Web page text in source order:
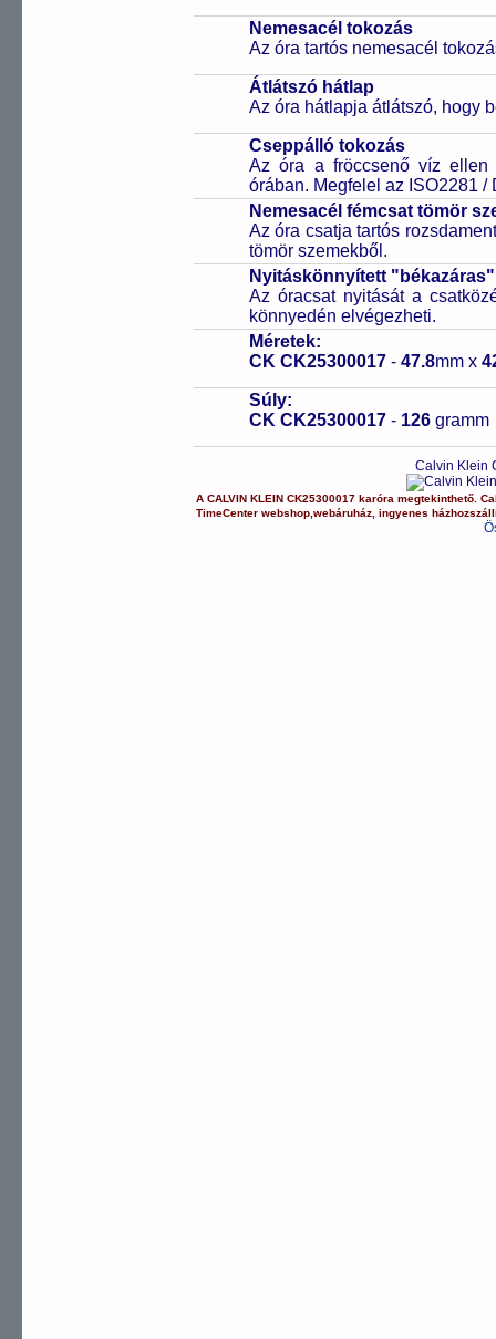
Nemesacél tokozás
Az óra tartós nemesacél
Átlátszó hátlap
Az óra hátlapja átlátszó, hogy
Cseppálló tokozás
Az óra a fröccsenő víz ellen
órában. Megfelel az ISO2281
Nemesacél fémcsat tömör
Az óra csatja tartós
tömör szemekből.
Nyitáskönnyített
Az óracsat nyitását a
könnyedén elvégezheti.
Méretek:
CK CK25300017 - 47.8mm x
Súly:
CK CK25300017 - 126 gramm
Calvin Klein
ACALVIN KLEIN CK25300017 karóra megtekinthető.
TimeCenter webshop ,webáruház ,ingyenes